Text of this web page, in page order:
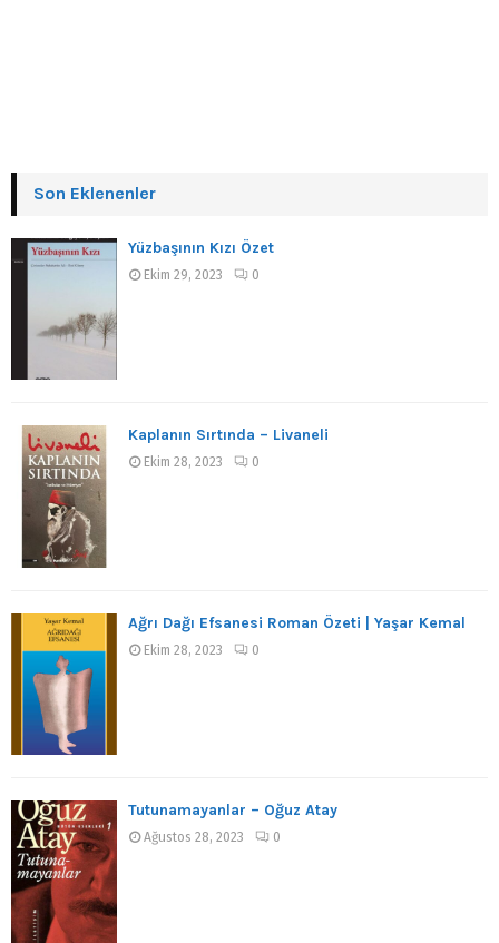
Son Eklenenler
Yüzbaşının Kızı Özet
Ekim 29, 2023 0
Kaplanın Sırtında – Livaneli
Ekim 28, 2023 0
Ağrı Dağı Efsanesi Roman Özeti | Yaşar Kemal
Ekim 28, 2023 0
Tutunamayanlar – Oğuz Atay
Ağustos 28, 2023 0